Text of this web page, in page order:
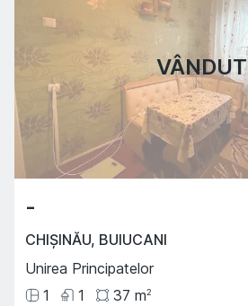
VÂNDUT
-
CHIȘINĂU, BUIUCANI
Unirea Principatelor
1
1 37 m2